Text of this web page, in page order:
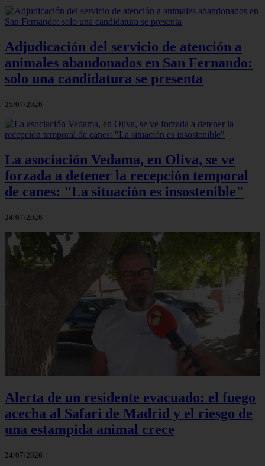
Adjudicación del servicio de atención a
animales abandonados en San Fernando:
solo una candidatura se presenta
25/07/2026
La asociación Vedama, en Oliva, se ve
forzada a detener la recepción temporal
de canes: "La situación es insostenible"
24/07/2026
Alerta de un residente evacuado: el fuego
acecha al Safari de Madrid y el riesgo de
una estampida animal crece
24/07/2026